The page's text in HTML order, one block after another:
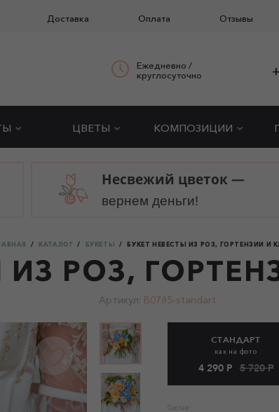
Доставка Оплата Отзывы
Ежедневно /
круглосуточно
ЦВЕТЫ КОМПОЗИЦИИ
Несвежий цветок —
вернем деньги!
КАТАЛОГ БУКЕТЫ БУКЕТ НЕВЕСТЫ ИЗ РОЗ, ГОРТЕНЗИИ И
ИЗ РОЗ,
Артикул: B0785-standart
СТАНДАРТ
как на фото
4 290 Р 5 720 Р
Состав: